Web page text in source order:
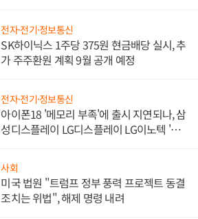
전자·전기·정보통신
SK하이닉스 1주당 375원 현금배당 실시, 추
가 주주환원 계획 9월 공개 예정
전자·전기·정보통신
아이폰18 '메모리 부족'에 출시 지연되나, 삼
성디스플레이 LG디스플레이 LG이노텍 '탈
사회
미국 법원 "트럼프 정부 풍력 프로젝트 동결
조치는 위법", 해제 명령 내려